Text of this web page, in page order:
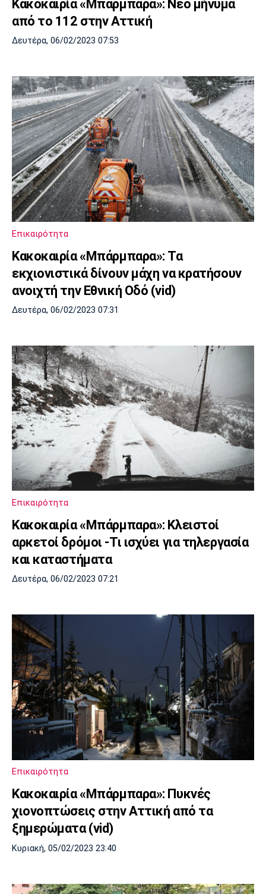
Κακοκαιρία «Μπάρμπαρα»: Νέο μήνυμα
από το 112 στην Αττική
Δευτέρα, 06/02/2023 07:53
Επικαιρότητα
Κακοκαιρία «Μπάρμπαρα»: Τα
εκχιονιστικά δίνουν μάχη να κρατήσουν
ανοιχτή την Εθνική Οδό (vid)
Δευτέρα, 06/02/2023 07:31
Επικαιρότητα
Κακοκαιρία «Μπάρμπαρα»: Κλειστοί
αρκετοί δρόμοι -Τι ισχύει για τηλεργασία
και καταστήματα
Δευτέρα, 06/02/2023 07:21
Επικαιρότητα
Κακοκαιρία «Μπάρμπαρα»: Πυκνές
χιονοπτώσεις στην Αττική από τα
ξημερώματα (vid)
Κυριακή, 05/02/2023 23:40